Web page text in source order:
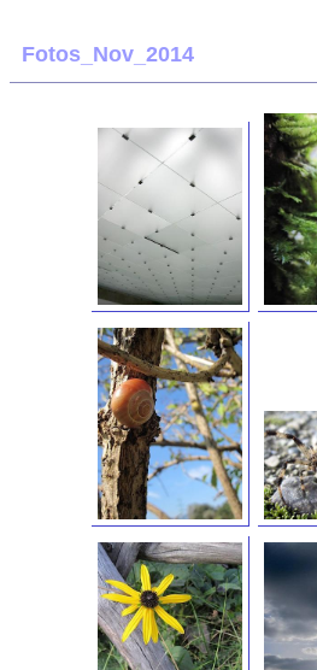
Fotos_Nov_2014